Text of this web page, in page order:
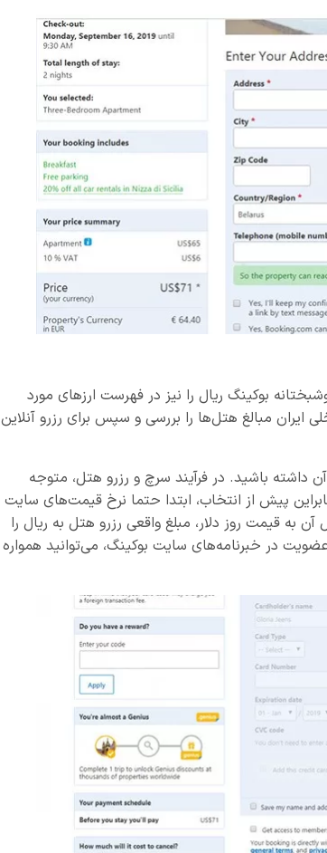
بوکینگ ریال را نیز در فهرست ارزهای مورد
ایران مبالغ هتل‌ها را بررسی و سپس برای رزرو آنلاین
داشته باشید. در فرآیند سرچ و رزرو هتل، متوجه
محاسبه می‌شود. بنابراین پیش از انتخاب، ابتدا حتما نرخ قیمت‌های سایت
به قیمت روز دلار، مبلغ واقعی رزرو هتل به ریال را
در خبرنامه‌های سایت بوکینگ، می‌توانید همواره